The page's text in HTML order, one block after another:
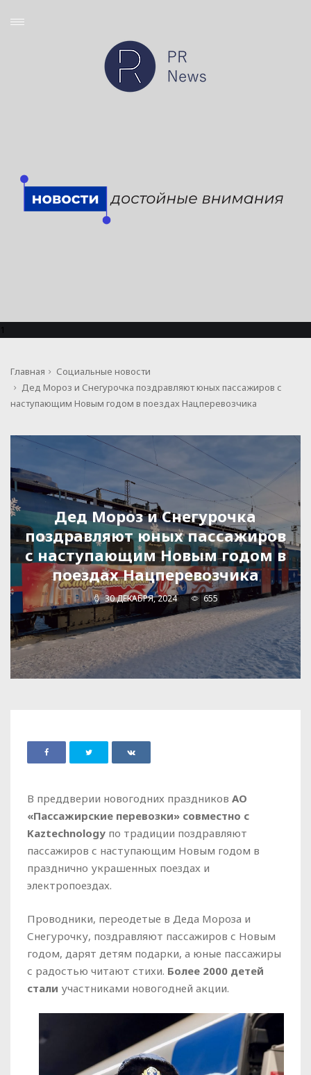
1
Главная
Социальные новости
Дед Мороз и Снегурочка поздравляют юных пассажиров с
наступающим Новым годом в поездах Нацперевозчика
Дед Мороз и Снегурочка
поздравляют юных пассажиров
с наступающим Новым годом в
поездах Нацперевозчика
30 ДЕКАБРЯ, 2024 655
В преддверии новогодних праздников АО
«Пассажирские перевозки» совместно с
Kaztechnology по традиции поздравляют
пассажиров с наступающим Новым годом в
празднично украшенных поездах и
электропоездах.
Проводники, переодетые в Деда Мороза и
Снегурочку, поздравляют пассажиров с Новым
годом, дарят детям подарки, а юные пассажиры
с радостью читают стихи. Более 2000 детей
стали участниками новогодней акции.